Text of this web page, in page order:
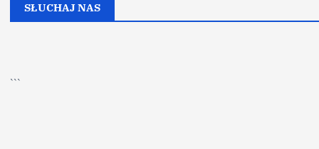
SŁUCHAJ NAS
```